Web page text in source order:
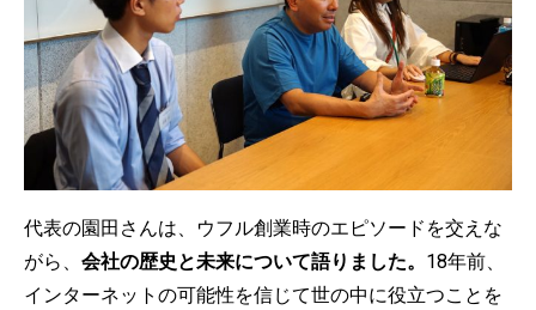
代表の園田さんは、ウフル創業時のエピソードを交えな
がら、 会社の歴史と未来について語りました。 18年前、
インターネットの可能性を信じて世の中に役立つことを